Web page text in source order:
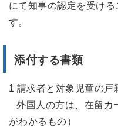
にて知事の認定を受け
す。
添付する書類
1 請求者と対象児童の戸
外国人の方は、在留カ
がわかるもの）